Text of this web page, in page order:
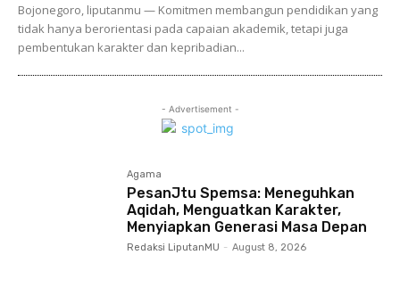
Bojonegoro, liputanmu — Komitmen membangun pendidikan yang
tidak hanya berorientasi pada capaian akademik, tetapi juga
pembentukan karakter dan kepribadian...
- Advertisement -
Agama
PesanJtu Spemsa: Meneguhkan
Aqidah, Menguatkan Karakter,
Menyiapkan Generasi Masa Depan
Redaksi LiputanMU - August 8, 2026